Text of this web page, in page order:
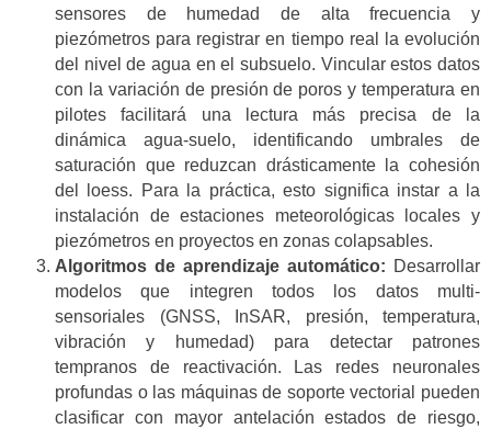
sensores de humedad de alta frecuencia y
piezómetros para registrar en tiempo real la evolución
del nivel de agua en el subsuelo. Vincular estos datos
con la variación de presión de poros y temperatura en
pilotes facilitará una lectura más precisa de la
dinámica agua-suelo, identificando umbrales de
saturación que reduzcan drásticamente la cohesión
del loess. Para la práctica, esto significa instar a la
instalación de estaciones meteorológicas locales y
piezómetros en proyectos en zonas colapsables.
Algoritmos de aprendizaje automático: Desarrollar
modelos que integren todos los datos multi-
sensoriales (GNSS, InSAR, presión, temperatura,
vibración y humedad) para detectar patrones
tempranos de reactivación. Las redes neuronales
profundas o las máquinas de soporte vectorial pueden
clasificar con mayor antelación estados de riesgo,